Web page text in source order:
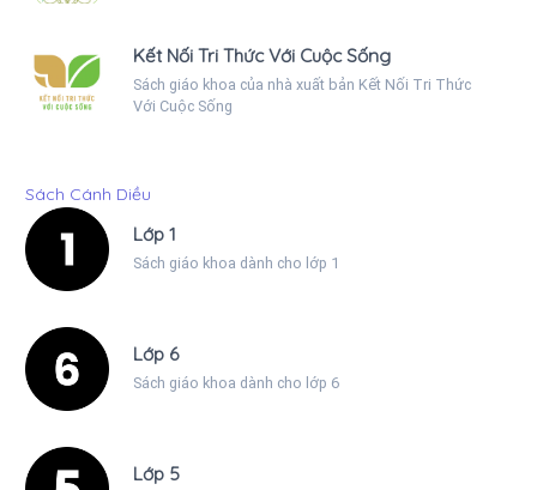
Kết Nối Tri Thức Với Cuộc Sống
Sách giáo khoa của nhà xuất bản Kết Nối Tri Thức
Với Cuộc Sống
Sách Cánh Diều
Lớp 1
Sách giáo khoa dành cho lớp 1
Lớp 6
Sách giáo khoa dành cho lớp 6
Lớp 5